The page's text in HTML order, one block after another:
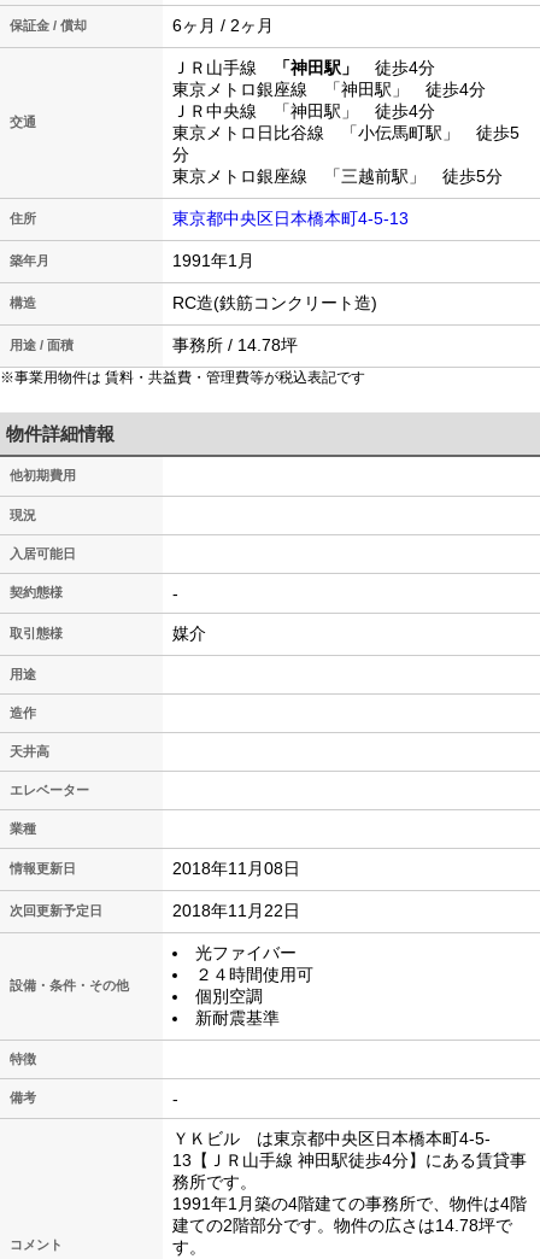
保証金 / 償却 6ヶ月 / 2ヶ月
交通
ＪＲ山手線 「神田駅」
徒歩4分
東京メトロ銀座線 「神田駅」 徒歩4分
ＪＲ中央線 「神田駅」 徒歩4分
東京メトロ日比谷線 「小伝馬町駅」 徒歩5
分
東京メトロ銀座線 「三越前駅」 徒歩5分
住所 東京都中央区日本橋本町4-5-13
築年月 1991年1月
構造 RC造(鉄筋コンクリート造)
用途 / 面積 事務所 / 14.78坪
※事業用物件は 賃料・共益費・管理費等が税込表記です
物件詳細情報
他初期費用
現況
入居可能日
契約態様 -
取引態様 媒介
用途
造作
天井高
エレベーター
業種
情報更新日 2018年11月08日
次回更新予定日 2018年11月22日
設備・条件・その他
光ファイバー
２４時間使用可
個別空調
新耐震基準
特徴
備考 -
コメント
ＹＫビル は東京都中央区日本橋本町4-5-
13【ＪＲ山手線 神田駅徒歩4分】にある賃貸事
務所です。
1991年1月築の4階建ての事務所で、物件は4階
建ての2階部分です。物件の広さは14.78坪で
す。